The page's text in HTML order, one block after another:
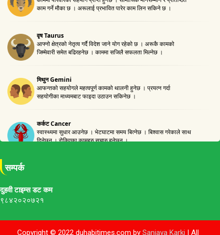
सम्पर्क
दुहवी टाइम्स डट कम
९८४२०२०७२१
Copyright © 2022 duhabitimes.com by Sanjaya Karki | All